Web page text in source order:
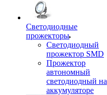
Светодиодные
прожекторы
Светодиодный
прожектор SMD
Прожектор
автономный
светодиодный на
аккумуляторе